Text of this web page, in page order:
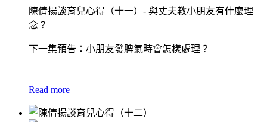
陳倩揚談育兒心得（十一）- 與丈夫教小朋友有什麼理
念？
下一集預告：小朋友發脾氣時會怎樣處理？
Read more